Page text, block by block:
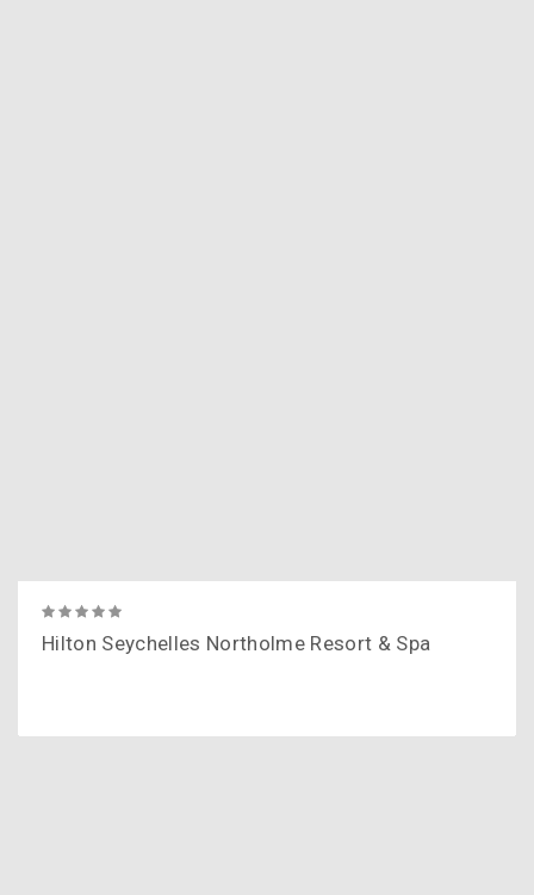
Hilton Seychelles Northolme Resort & Spa